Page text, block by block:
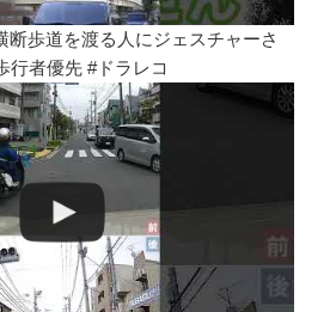
断歩道を渡る人にジェスチャーさ
行者優先 #ドラレコ